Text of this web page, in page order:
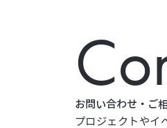
お問い合わせ・ご
プロジェクトやイ